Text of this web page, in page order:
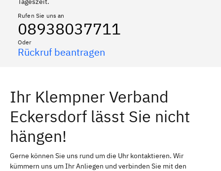
Rufen Sie uns an
08938037711
Oder
Rückruf beantragen
Ihr Klempner Verband
Eckersdorf lässt Sie nicht
hängen!
Gerne können Sie uns rund um die Uhr kontaktieren. Wir
kümmern uns um Ihr Anliegen und verbinden Sie mit den